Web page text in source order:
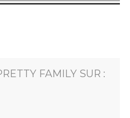
FAMILY SUR :